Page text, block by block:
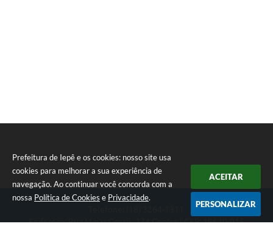
Prefeitura de Iepê e os cookies: nosso site usa
cookies para melhorar a sua experiência de
navegação. Ao continuar você concorda com a
nossa Política de Cookies e Privacidade.
ACEITAR
PERSONALIZAR
Endereço: Rua Minas Gerais, 274 Centro | CEP: 19640-015